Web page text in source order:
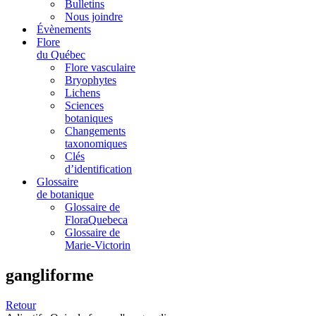
Bulletins
Nous joindre
Évènements
Flore
du Québec
Flore vasculaire
Bryophytes
Lichens
Sciences
botaniques
Changements
taxonomiques
Clés
d’identification
Glossaire
de botanique
Glossaire de
FloraQuebeca
Glossaire de
Marie-Victorin
gangliforme
Retour